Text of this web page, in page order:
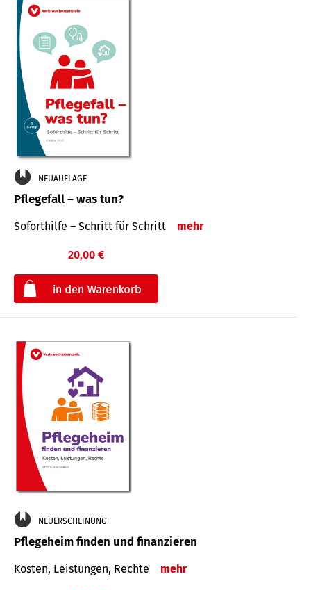
NEUAUFLAGE
Pflegefall – was tun?
Soforthilfe – Schritt für Schritt mehr
20,00 €
NEUERSCHEINUNG
Pflegeheim finden und finanzieren
Kosten, Leistungen, Rechte mehr